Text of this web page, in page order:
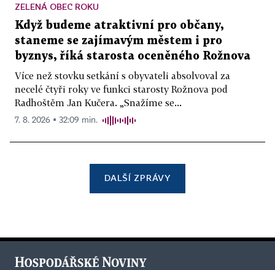
ZELENÁ OBEC ROKU
Když budeme atraktivní pro občany,
staneme se zajímavým městem i pro
byznys, říká starosta oceněného Rožnova
Více než stovku setkání s obyvateli absolvoval za
necelé čtyři roky ve funkci starosty Rožnova pod
Radhoštěm Jan Kučera. „Snažíme se...
7. 8. 2026 ▪ 32:09 min.
DALŠÍ ZPRÁVY